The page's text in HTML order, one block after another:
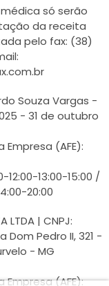
só serão
da receita
pelo fax: (38)
Souza Vargas -
- 31 de outubro
(AFE):
13:00-15:00 /
20:00
LTDA | CNPJ:
Dom Pedro II, 321 -
- MG
(AFE):